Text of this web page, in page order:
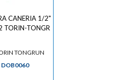
CANERIA 1/2"
TORIN-TONGR
TONGRUN
DOB0060